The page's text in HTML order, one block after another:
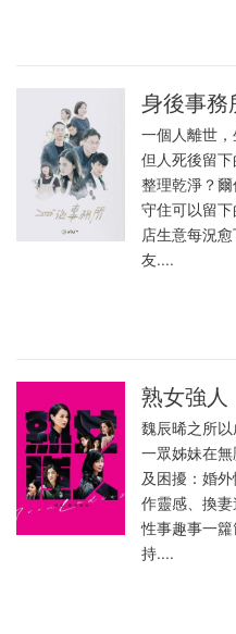
身後事務
一個人離世
但人死後留
整理乾淨？
守住可以留
店生意每況
友....
熟女強人
魏辰晞之所
一眾姊妹在
及困擾：婚
作靈感、換
性事趣事一
持....